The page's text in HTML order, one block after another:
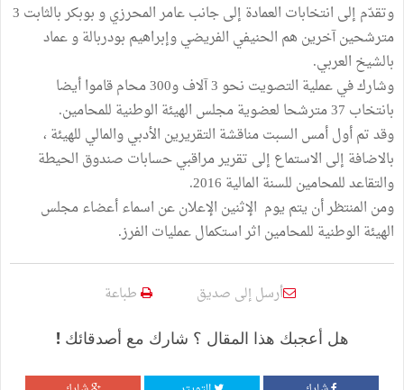
وتقدّم إلى انتخابات العمادة إلى جانب عامر المحرزي و بوبكر بالثابت 3
مترشحين آخرين هم الحنيفي الفريضي وإبراهيم بودربالة و عماد
بالشيخ العربي.
وشارك في عملية التصويت نحو 3 آلاف و300 محام قاموا أيضا
بانتخاب 37 مترشحا لعضوية مجلس الهيئة الوطنية للمحامين.
وقد تم أول أمس السبت مناقشة التقريرين الأدبي والمالي للهيئة ،
بالاضافة إلى الاستماع إلى تقرير مراقبي حسابات صندوق الحيطة
والتقاعد للمحامين للسنة المالية 2016.
ومن المنتظر أن يتم يوم الإثنين الإعلان عن اسماء أعضاء مجلس
الهيئة الوطنية للمحامين اثر استكمال عمليات الفرز.
أرسل إلى صديق طباعة
هل أعجبك هذا المقال ؟ شارك مع أصدقائك !